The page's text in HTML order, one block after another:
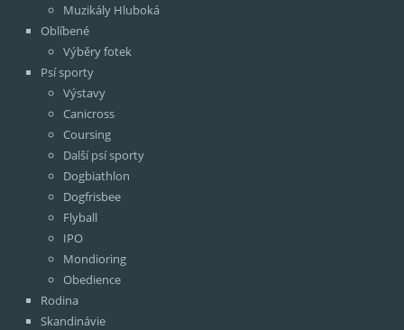
Muzikály Hluboká
Oblíbené
Výběry fotek
Psí sporty
Výstavy
Canicross
Coursing
Další psí sporty
Dogbiathlon
Dogfrisbee
Flyball
IPO
Mondioring
Obedience
Rodina
Skandinávie